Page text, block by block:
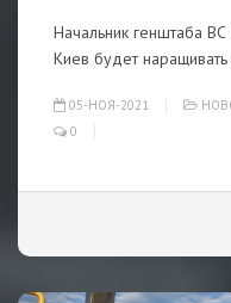
Начальник генштаба
Киев будет
05-НОЯ-2021
0